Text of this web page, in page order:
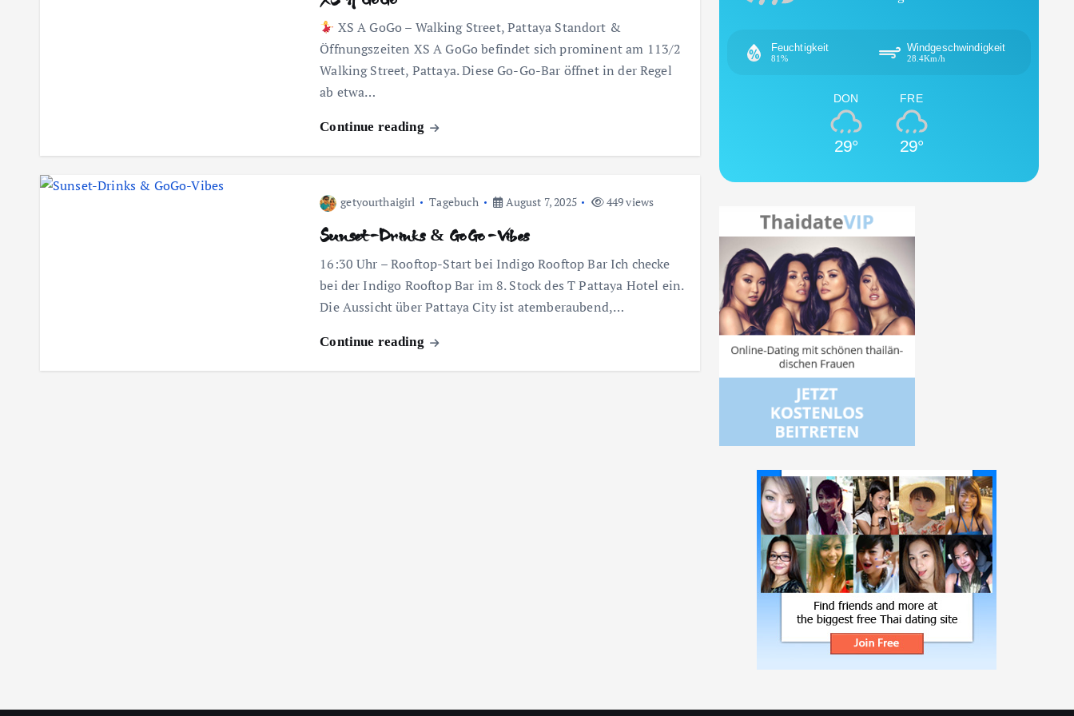
XS A GoGo – Walking Street, Pattaya Standort &
Öffnungszeiten XS A GoGo befindet sich prominent am 113/2
Walking Street, Pattaya. Diese Go-Go-Bar öffnet in der Regel
ab etwa…
Continue reading
getyourthaigirl Tagebuch August 7, 2025 449 views
Sunset-Drinks & GoGo-Vibes
16:30 Uhr – Rooftop-Start bei Indigo Rooftop Bar Ich checke
bei der Indigo Rooftop Bar im 8. Stock des T Pattaya Hotel ein.
Die Aussicht über Pattaya City ist atemberaubend,…
Continue reading
Feuchtigkeit
81%
Windgeschwindigkeit
28.4Km/h
DON
29°
FRE
29°